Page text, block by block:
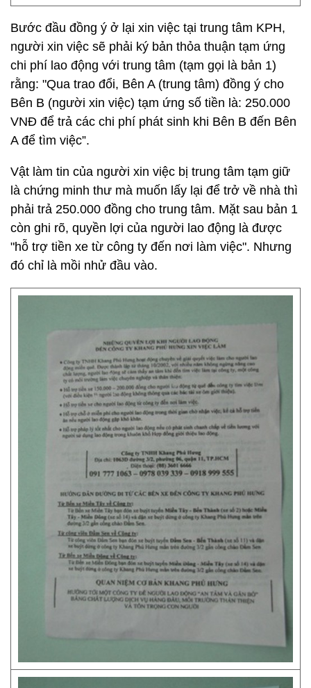
Bước đầu đồng ý ở lại xin việc tại trung tâm KPH,
người xin việc sẽ phải ký bản thỏa thuận tạm ứng
chi phí lao động với trung tâm (tạm gọi là bản 1)
rằng: "Qua trao đổi, Bên A (trung tâm) đồng ý cho
Bên B (người xin việc) tạm ứng số tiền là: 250.000
VNĐ để trả các chi phí phát sinh khi Bên B đến Bên
A để tìm việc”.
Vật làm tin của người xin việc bị trung tâm tạm giữ
là chứng minh thư mà muốn lấy lại để trở về nhà thì
phải trả 250.000 đồng cho trung tâm. Mặt sau bản 1
còn ghi rõ, quyền lợi của người lao động là được
"hỗ trợ tiền xe từ công ty đến nơi làm việc". Nhưng
đó chỉ là mồi nhử đầu vào.